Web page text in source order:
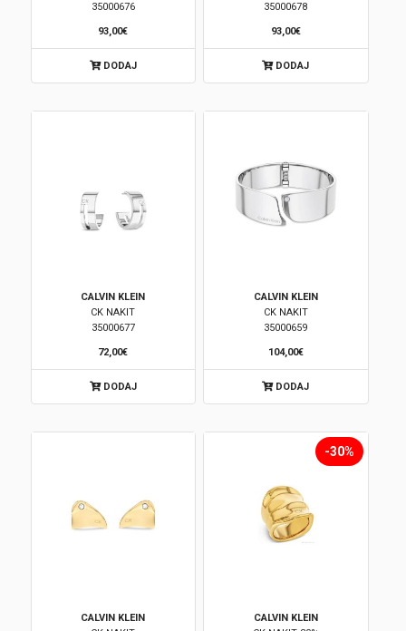
35000676
93,00€
DODAJ
35000678
93,00€
DODAJ
CALVIN KLEIN
CK NAKIT
35000677
72,00€
DODAJ
CALVIN KLEIN
CK NAKIT
35000659
104,00€
DODAJ
CALVIN KLEIN
-30%
CALVIN KLEIN